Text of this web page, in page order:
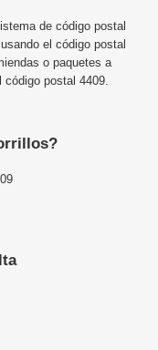
de código postal
el código postal
o paquetes a
postal 4409.